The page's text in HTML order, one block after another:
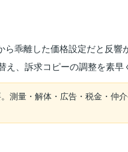
ら乖離した価格設定だと反響
、訴求コピーの調整を素早
測量・解体・広告・税金・仲